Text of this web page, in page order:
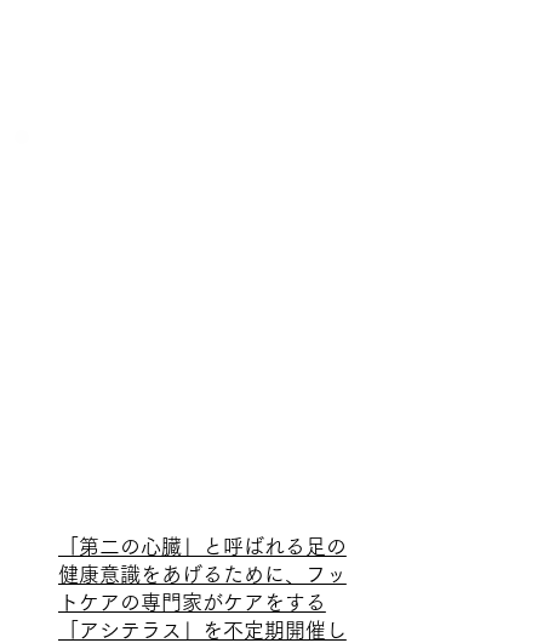
「第二の心臓」と呼ばれる足の
健康意識をあげるために、フッ
トケアの専門家がケアをする
「アシテラス」を不定期開催し